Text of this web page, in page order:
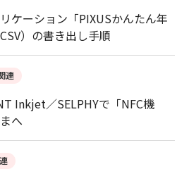
ケーション「PIXUSかんたん年
）の書き出し手順
連
Inkjet／SELPHYで「NFC機
へ